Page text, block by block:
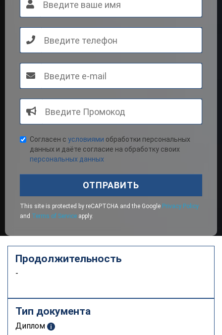
Согласен с условиями обработки персональных
данных и даёте согласие на обработку своих
персональных данных
ОТПРАВИТЬ
This site is protected by reCAPTCHA and the Google Privacy Policy
and Terms of Service apply.
Продолжительность
-
Тип документа
Диплом